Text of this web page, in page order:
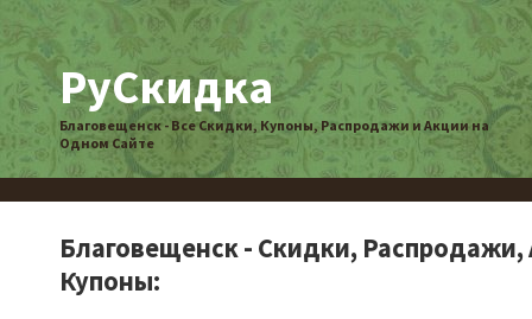
РуСкидка
Благовещенск - Все Скидки, Купоны, Распродажи и Акции на
Одном Сайте
Благовещенск - Скидки, Распродажи,
Купоны: